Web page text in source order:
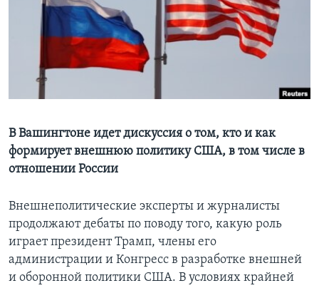
Learning English
СОЦИАЛЬНЫЕ СЕТИ
Языки
В Вашингтоне идет дискуссия о том, кто и как
формирует внешнюю политику США, в том числе в
отношении России
Внешнеполитические эксперты и журналисты
продолжают дебаты по поводу того, какую роль
играет президент Трамп, члены его
администрации и Конгресс в разработке внешней
и оборонной политики США. В условиях крайней